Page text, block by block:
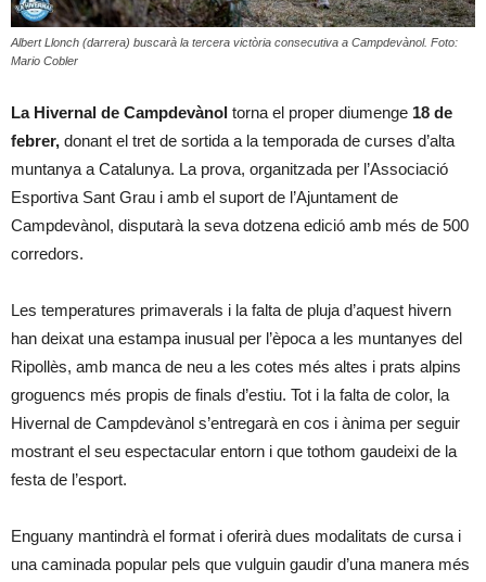
Albert Llonch (darrera) buscarà la tercera victòria consecutiva a Campdevànol. Foto:
Mario Cobler
La Hivernal de Campdevànol torna el proper diumenge 18 de
febrer, donant el tret de sortida a la temporada de curses d’alta
muntanya a Catalunya. La prova, organitzada per l’Associació
Esportiva Sant Grau i amb el suport de l’Ajuntament de
Campdevànol, disputarà la seva dotzena edició amb més de 500
corredors.
Les temperatures primaverals i la falta de pluja d’aquest hivern
han deixat una estampa inusual per l’època a les muntanyes del
Ripollès, amb manca de neu a les cotes més altes i prats alpins
groguencs més propis de finals d’estiu. Tot i la falta de color, la
Hivernal de Campdevànol s’entregarà en cos i ànima per seguir
mostrant el seu espectacular entorn i que tothom gaudeixi de la
festa de l’esport.
Enguany mantindrà el format i oferirà dues modalitats de cursa i
una caminada popular pels que vulguin gaudir d’una manera més